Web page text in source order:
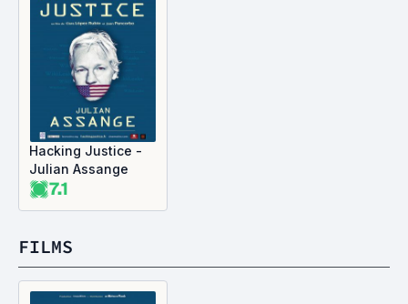
Hacking Justice -
Julian Assange
7.1
FILMS